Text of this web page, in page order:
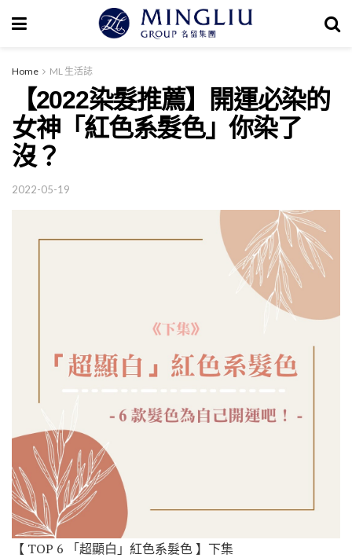
Home ML 生活誌
【2022染髮推薦】開運必染的
女神「紅色系髮色」你染了
沒？
2022-05-19
【 TOP 6 「超顯白」紅色系髮色 】下集